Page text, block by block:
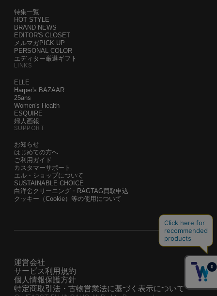
特集一覧
HOT STYLE
BRAND NEWS
EDITOR'S CLOSET
メルマガPICK UP
PERSONAL COLOR
エディター厳選ギフト
LINKS
ELLE
Harper's BAZAAR
25ans
Women's Health
ESQUIRE
婦人画報
SUPPORT
お知らせ
はじめての方へ
ご利用ガイド
カスタマーサポート
エル・ショップについて
SUSTAINABLE CHOICE
白洋舍クリーニング・RAGTAG買取申込
クッキー（Cookie）等の使用について
運営会社
サービス利用規約
個人情報保護方針
特定商取引法・古物営業法に基づく表示について